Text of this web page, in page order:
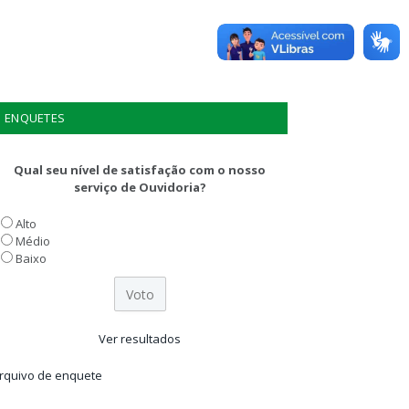
ENQUETES
Qual seu nível de satisfação com o nosso
serviço de Ouvidoria?
Alto
Médio
Baixo
Ver resultados
de enquete